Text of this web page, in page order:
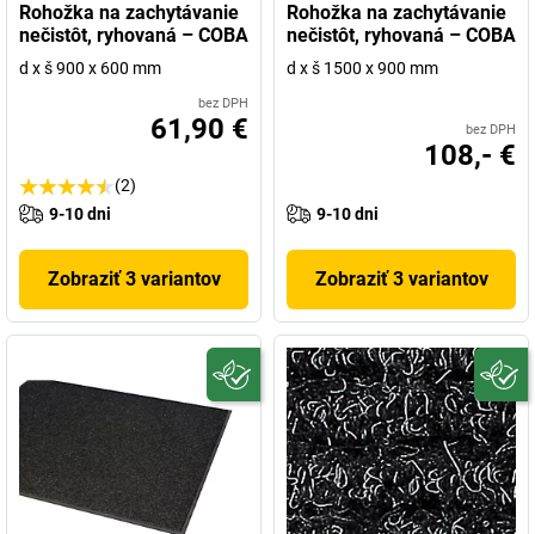
Rohožka na zachytávanie
nečistôt, ryhovaná – COBA
d x š 900 x 600 mm
bez DPH
61,90 €
(2)
9-10 dni
Zobraziť 3 variantov
Rohožka na zachytávanie
nečistôt, ryhovaná – COBA
d x š 1500 x 900 mm
bez DPH
108,- €
9-10 dni
Zobraziť 3 variantov